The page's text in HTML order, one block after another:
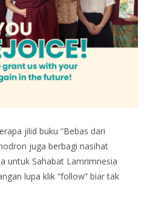
jilid buku “Bebas dari
juga berbagi nasihat
untuk Sahabat Lamrimnesia
lupa klik “follow” biar tak